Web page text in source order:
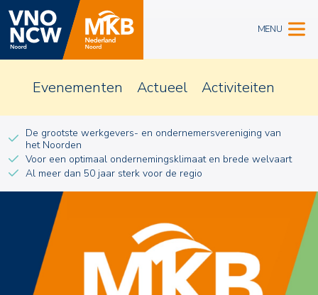
MENU
Evenementen Actueel Activiteiten
De grootste werkgevers- en ondernemersvereniging van
het Noorden
Voor een optimaal ondernemingsklimaat en brede welvaart
Al meer dan 50 jaar sterk voor de regio